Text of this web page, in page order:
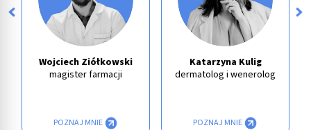
Wojciech Ziółkowski
magister farmacji
POZNAJ MNIE
Katarzyna Kulig
dermatolog i wenerolog
POZNAJ MNIE